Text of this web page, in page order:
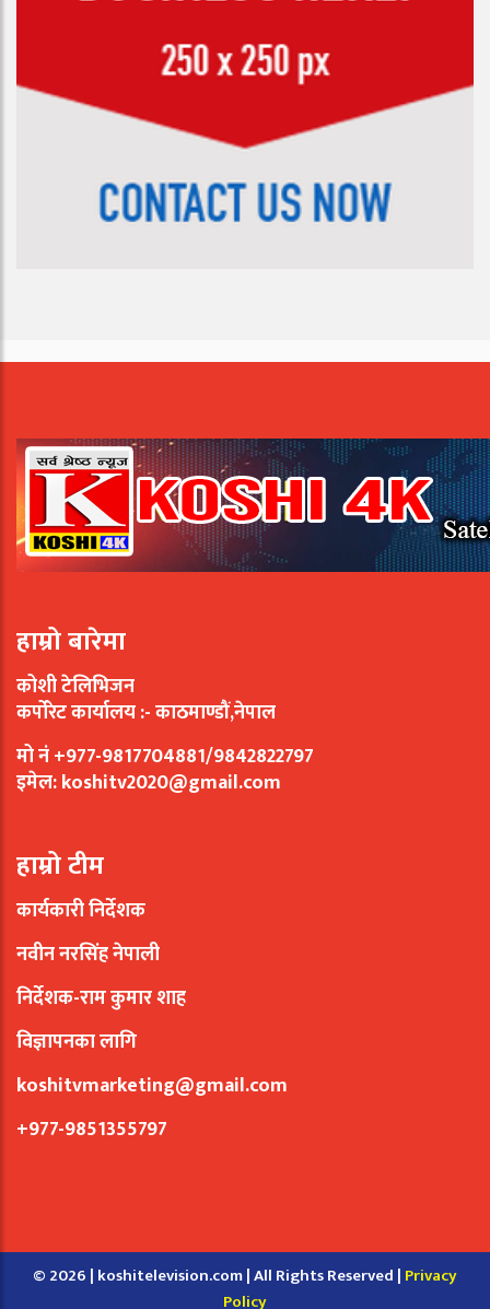
हाम्रो बारेमा
कोशी टेलिभिजन
कर्पोरेट कार्यालय :- काठमाण्डौं,नेपाल
मो नं +977-9817704881/9842822797
इमेल:koshitv2020@gmail.com
हाम्रो टीम
कार्यकारी निर्देशक
नवीन नरसिंह नेपाली
निर्देशक-राम कुमार शाह
विज्ञापनका लागि
koshitvmarketing@gmail.com
+977-9851355797
© 2026 | koshitelevision.com | All Rights Reserved | Privacy
Policy